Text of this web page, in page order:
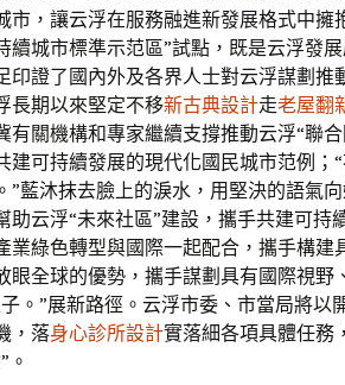
市，讓云浮在服務融進新發展格式中擁
續城市標準示范區”試點，既是云浮發
印證了國內外及各界人士對云浮謀劃推
長期以來堅定不移新古典設計走老屋翻
有關機構和專家繼續支撐推動云浮“聯
建可持續發展的現代化國民城市范例；
”藍沐抹去臉上的淚水，用堅決的語氣
助云浮“未來社區”建設，攜手共建可持
業綠色轉型與國際一起配合，攜手構建
眼全球的優勢，攜手謀劃具有國際視
。”展新路徑。云浮市委、市當局將以
，落身心診所設計實落細各項具體任務
。